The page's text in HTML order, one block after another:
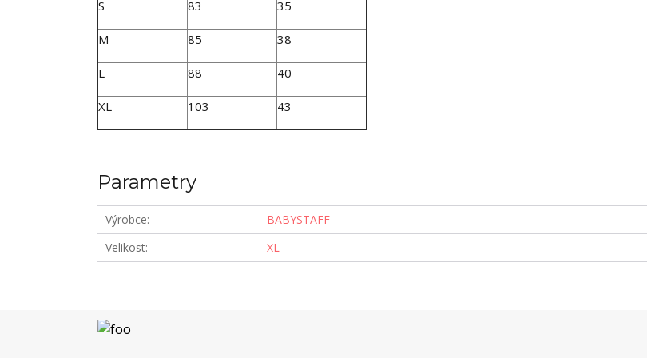
S 83 35
M 85 38
L 88 40
XL 103 43
Parametry
Výrobce
BABYSTAFF
Velikost
XL